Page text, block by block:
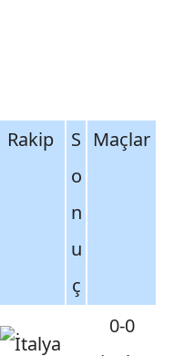
Rakip
S
o
n
u
ç
Maçlar
0-0